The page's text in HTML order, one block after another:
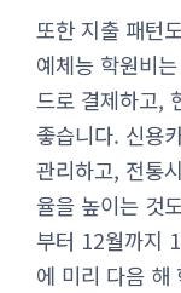
또한 지출 패턴
예체능 학원비
드로 결제하고,
좋습니다. 신용
관리하고, 전통
율을 높이는 것
부터 12월까지
에 미리 다음 해